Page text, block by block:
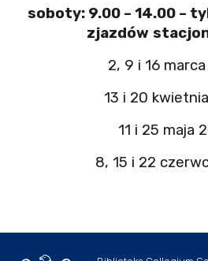
soboty: 9.00 – 14.00 –
zjazdów
2, 9 i 16
13 i 20
11 i 25 maja
8, 15 i 22